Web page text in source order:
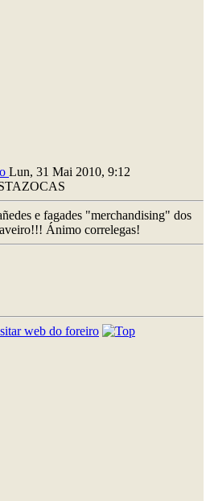
Lun, 31 Mai 2010, 9:12
e fagades "merchandising" dos
Ánimo correlegas!